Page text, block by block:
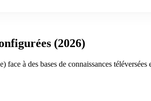
(2026)
à des bases de connaissances